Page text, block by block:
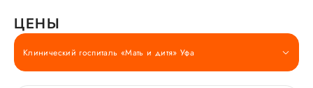
ЦЕНЫ
Клинический госпиталь «Мать и дитя» Уфа